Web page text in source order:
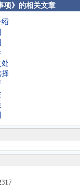
项》的相关文章